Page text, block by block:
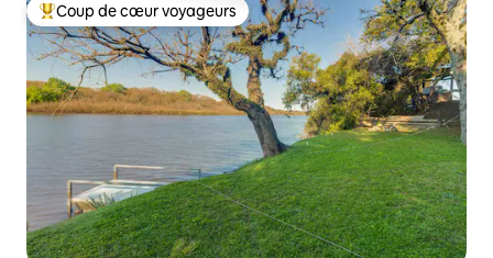
Coups de cœur voyageurs les plus appréciés
Coup de cœur voyageurs